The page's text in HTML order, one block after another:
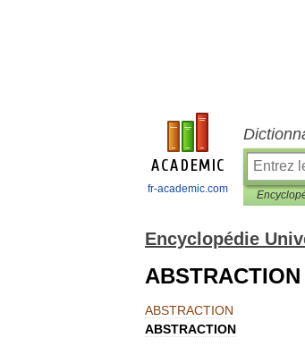
fr-academic.com
Encyclopédie
ABSTRACTION
ABSTRACTION
ABSTRACTION